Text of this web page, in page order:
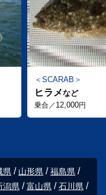
SCARAB
ヒラメなど
乗合／ 12,000円
県 山形県
福島県
潟県 富山県
石川県